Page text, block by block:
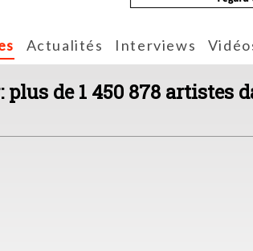
Actualités Interviews
plus de 1 450 878 artistes